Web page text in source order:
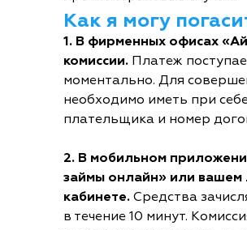
Как я могу
1. В фирменных офисах
комиссии. Платеж
моментально. Для
необходимо иметь при
плательщика и номер
2. В мобильном
займы онлайн» или вашем
кабинете. Средства
в течение 10 минут.